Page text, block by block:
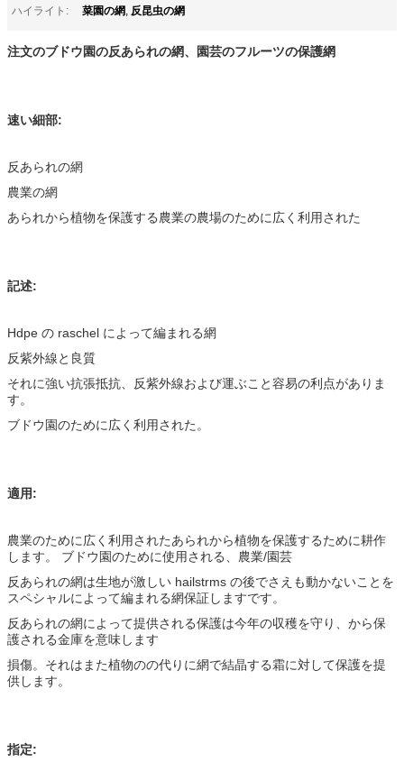
ハイライト:
菜園の網, 反昆虫の網
注文のブドウ園の反あられの網、園芸のフルーツの保護網
速い細部:
反あられの網
農業の網
あられから植物を保護する農業の農場のために広く利用された
記述:
Hdpe の raschel によって編まれる網
反紫外線と良質
それに強い抗張抵抗、反紫外線および運ぶこと容易の利点がありま
す。
ブドウ園のために広く利用された。
適用:
農業のために広く利用されたあられから植物を保護するために耕作
します。
ブドウ園のために使用される、農業/園芸
反あられの網は生地が激しい hailstrms の後でさえも動かないことを
スペシャルによって編まれる網保証しますです。
反あられの網によって提供される保護は今年の収穫を守り、から保
護される金庫を意味します
損傷。それはまた植物のの代りに網で結晶する霜に対して保護を提
供します。
指定: